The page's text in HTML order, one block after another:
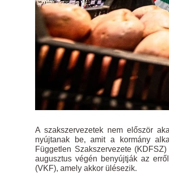
A szakszervezetek nem először
nyújtanak be, amit a kormány
Független Szakszervezete
augusztus végén benyújtják az
(VKF), amely akkor ülésezik.